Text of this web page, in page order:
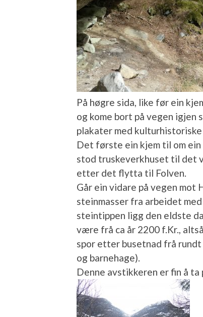
På høgre sida, like før ein
og kome bort på vegen igjen
plakater med kulturhistoriske
Det første ein kjem til om
stod truskeverkhuset til det
etter det flytta til Folven.
Går ein vidare på vegen
steinmasser fra arbeidet
steintippen ligg den eldste
være frå ca år 2200 f.Kr.,
spor etter busetnad frå
og barnehage).
Denne avstikkeren er fin å